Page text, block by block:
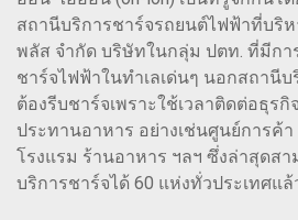
สถานีบริการชาร์จรถยนต์ไฟฟ้าที่บริ
พลัส จำกัด บริษัทในกลุ่ม ปตท. ที่มีกา
ชาร์จไฟฟ้าในทำเลเด่นๆ นอกสถานี
ต้องรีบชาร์จเพราะใช้เวลาติดต่อธุร
ประทานอาหาร อย่างเช่นศูนย์การค้
โรงแรม ร้านอาหาร ฯลฯ ซึ่งล่าสุดส
บริการชาร์จได้ 60 แห่งทั่วประเทศแล้